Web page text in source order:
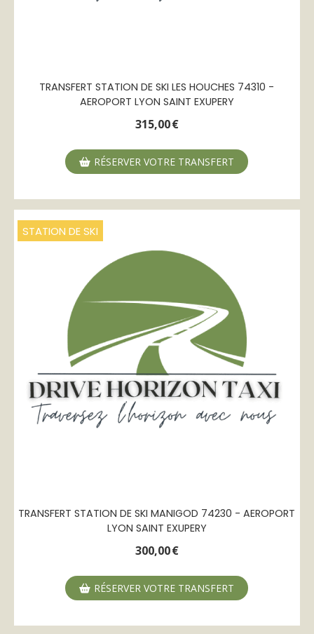
TRANSFERT STATION DE SKI LES HOUCHES 74310 -
AEROPORT LYON SAINT EXUPERY
315,00€
RÉSERVER VOTRE TRANSFERT
STATION DE SKI
TRANSFERT STATION DE SKI MANIGOD 74230 - AEROPORT
LYON SAINT EXUPERY
300,00€
RÉSERVER VOTRE TRANSFERT